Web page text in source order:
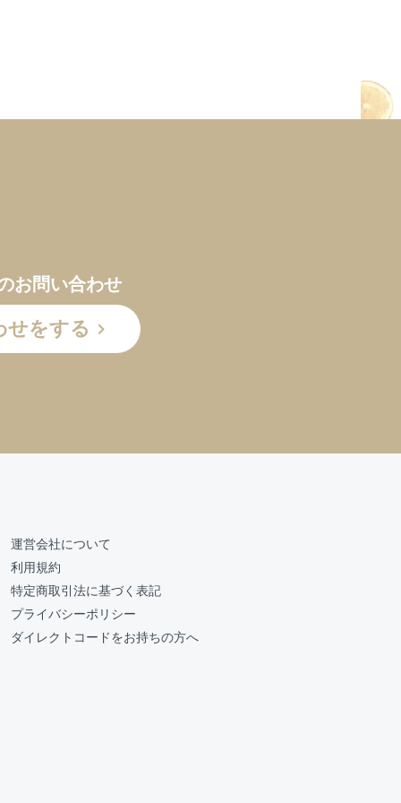
お問い合わせ
せをする
運営会社について
利用規約
特定商取引法に基づく表記
プライバシーポリシー
ダイレクトコードをお持ちの方へ